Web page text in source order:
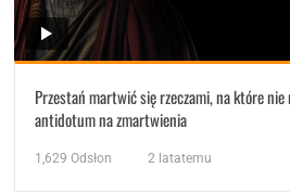
Przestań martwić się rzeczami, na które nie
antidotum na zmartwienia
1,629 Odsłon 2 latatemu